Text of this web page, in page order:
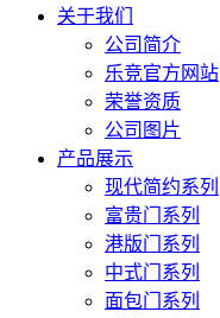
关于我们
公司简介
乐竞官方网站
荣誉资质
公司图片
产品展示
现代简约系列
富贵门系列
港版门系列
中式门系列
面包门系列